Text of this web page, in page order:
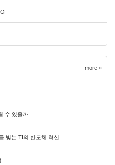
Of
more »
수 있을까
빚는 TI의 반도체 혁신